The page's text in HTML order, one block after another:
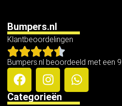
Bumpers.nl
Klantbeoordelingen
Bumpers.nl beoordeeld met een
Categorieën